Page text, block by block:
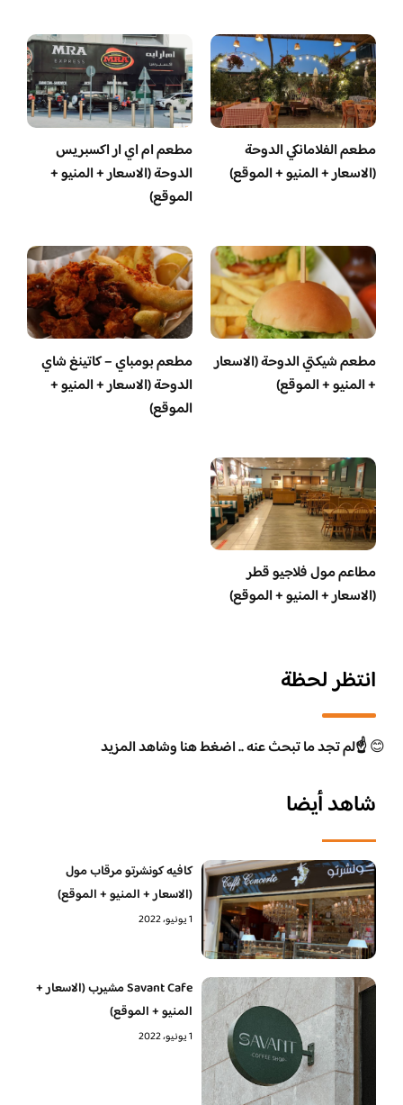
مطعم الفلامانكي الدوحة
(الاسعار + المنيو + الموقع)
مطعم ام اي ار اكسبريس
الدوحة (الاسعار + المنيو +
الموقع)
مطعم شيكتي الدوحة (الاسعار
+ المنيو + الموقع)
مطعم بومباي – كاتينغ شاي
الدوحة (الاسعار + المنيو +
الموقع)
مطاعم مول فلاجيو قطر
(الاسعار + المنيو + الموقع)
انتظر لحظة
😊☝️لم تجد ما تبحث عنه .. اضغط هنا وشاهد المزيد
شاهد أيضا
كافيه كونشرتو مرقاب مول
(الاسعار + المنيو + الموقع)
1 يونيو، 2022
Savant Cafe مشيرب (الاسعار +
المنيو + الموقع)
1 يونيو، 2022